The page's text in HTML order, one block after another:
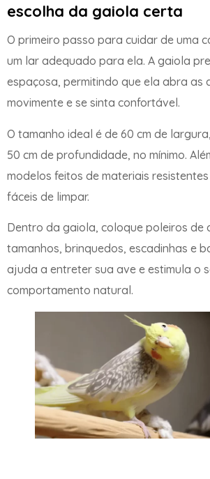
escolha da gaiola certa
O primeiro passo para cuidar de uma
um lar adequado para ela. A gaiola
espaçosa, permitindo que ela abra as
movimente e se sinta confortável.
O tamanho ideal é de 60 cm de
50 cm de profundidade, no mínimo.
modelos feitos de materiais
fáceis de limpar.
Dentro da gaiola, coloque poleiros de
tamanhos, brinquedos, escadinhas e
ajuda a entreter sua ave e estimula o
comportamento natural.